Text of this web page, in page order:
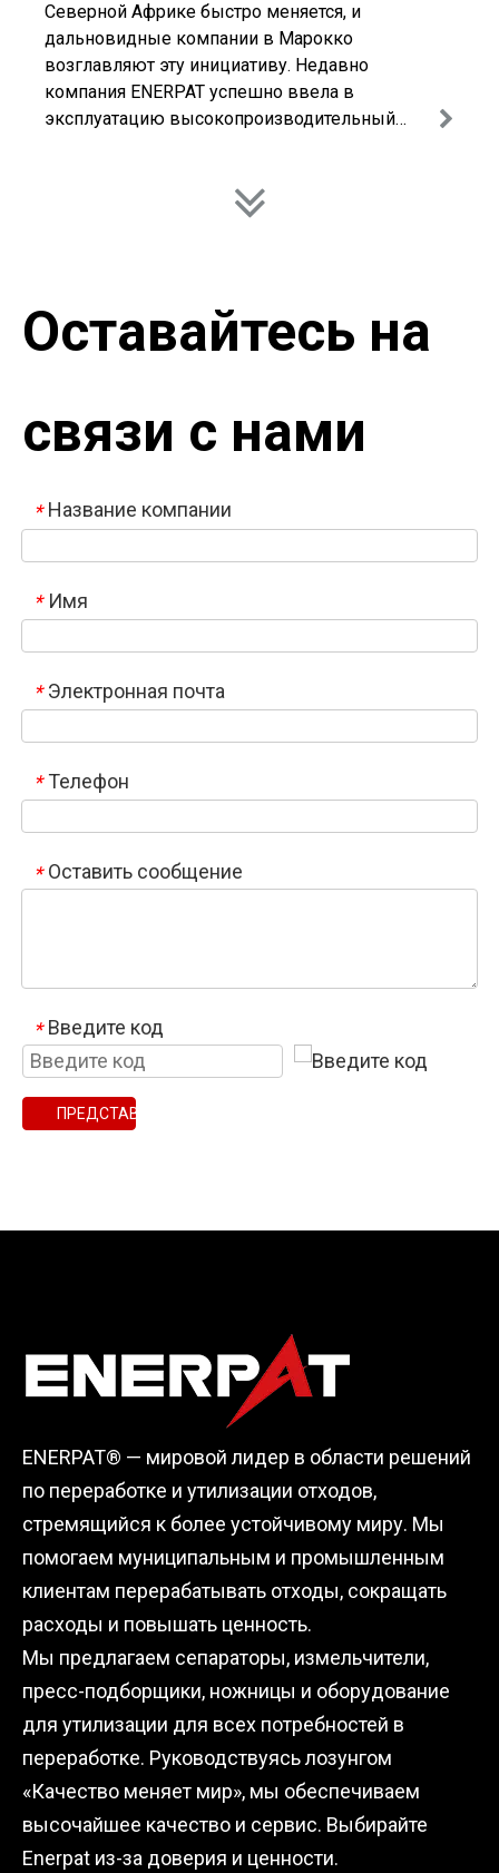
Северной Африке быстро меняется, и
дальновидные компании в Марокко
возглавляют эту инициативу. Недавно
компания ENERPAT успешно ввела в
эксплуатацию высокопроизводительный
переработке отходов, расположенной в
Оставайтесь на
связи с нами
* Название компании
* Имя
* Электронная почта
* Телефон
* Оставить сообщение
* Введите код
ПРЕДСТАВЛЯТЬ
ENERPAT® — мировой лидер в области решений
по переработке и утилизации отходов,
стремящийся к более устойчивому миру. Мы
помогаем муниципальным и промышленным
клиентам перерабатывать отходы, сокращать
расходы и повышать ценность.
Мы предлагаем сепараторы, измельчители,
пресс-подборщики, ножницы и оборудование
для утилизации для всех потребностей в
переработке. Руководствуясь лозунгом
«Качество меняет мир», мы обеспечиваем
высочайшее качество и сервис. Выбирайте
Enerpat из-за доверия и ценности.